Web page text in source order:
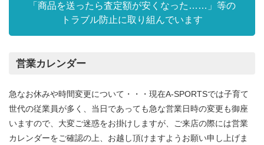
「商品を送ったら査定額が安くなった……」等の
トラブル防止に取り組んでいます
営業カレンダー
急なお休みや時間変更について・・・現在A-SPORTSでは子育て
世代の従業員が多く、当日であっても急な営業日時の変更も御座
いますので、大変ご迷惑をお掛けしますが、ご来店の際には営業
カレンダーをご確認の上、お越し頂けますようお願い申し上げま